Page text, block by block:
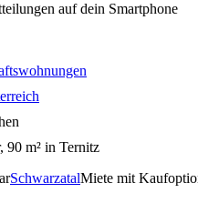
auf dein Smartphone
90 m² in Ternitz
SchwarzatalMiete mit